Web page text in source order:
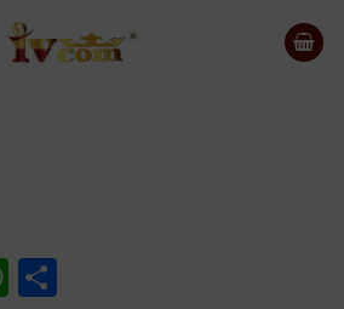
WhatsApp